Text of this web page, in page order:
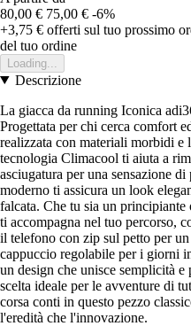
80,00 € 75,00 € -6%
+3,75 € offerti sul tuo prossimo
del tuo ordine
Loading...
Descrizione
La giacca da running Iconica
Progettata per chi cerca comfort
realizzata con materiali morbidi e
tecnologia Climacool ti aiuta a
asciugatura per una sensazione
moderno ti assicura un look
falcata. Che tu sia un principiante
ti accompagna nel tuo percorso,
il telefono con zip sul petto per
cappuccio regolabile per i giorni
un design che unisce semplicità e
scelta ideale per le avventure di
corsa conti in questo pezzo
l'eredità che l'innovazione.